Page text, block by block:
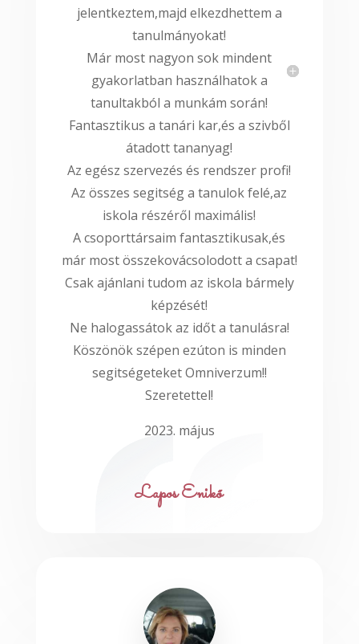
jelentkeztem,majd elkezdhettem a
tanulmányokat!
Már most nagyon sok mindent
gyakorlatban használhatok a
tanultakból a munkám során!
Fantasztikus a tanári kar,és a szivből
átadott tananyag!
Az egész szervezés és rendszer profi!
Az összes segitség a tanulok felé,az
iskola részéről maximális!
A csoporttársaim fantasztikusak,és
már most összekovácsolodott a csapat!
Csak ajánlani tudom az iskola bármely
képzését!
Ne halogassátok az időt a tanulásra!
Köszönök szépen ezúton is minden
segitségeteket Omniverzum!!
Szeretettel!
2023. május
Lapos Enikő